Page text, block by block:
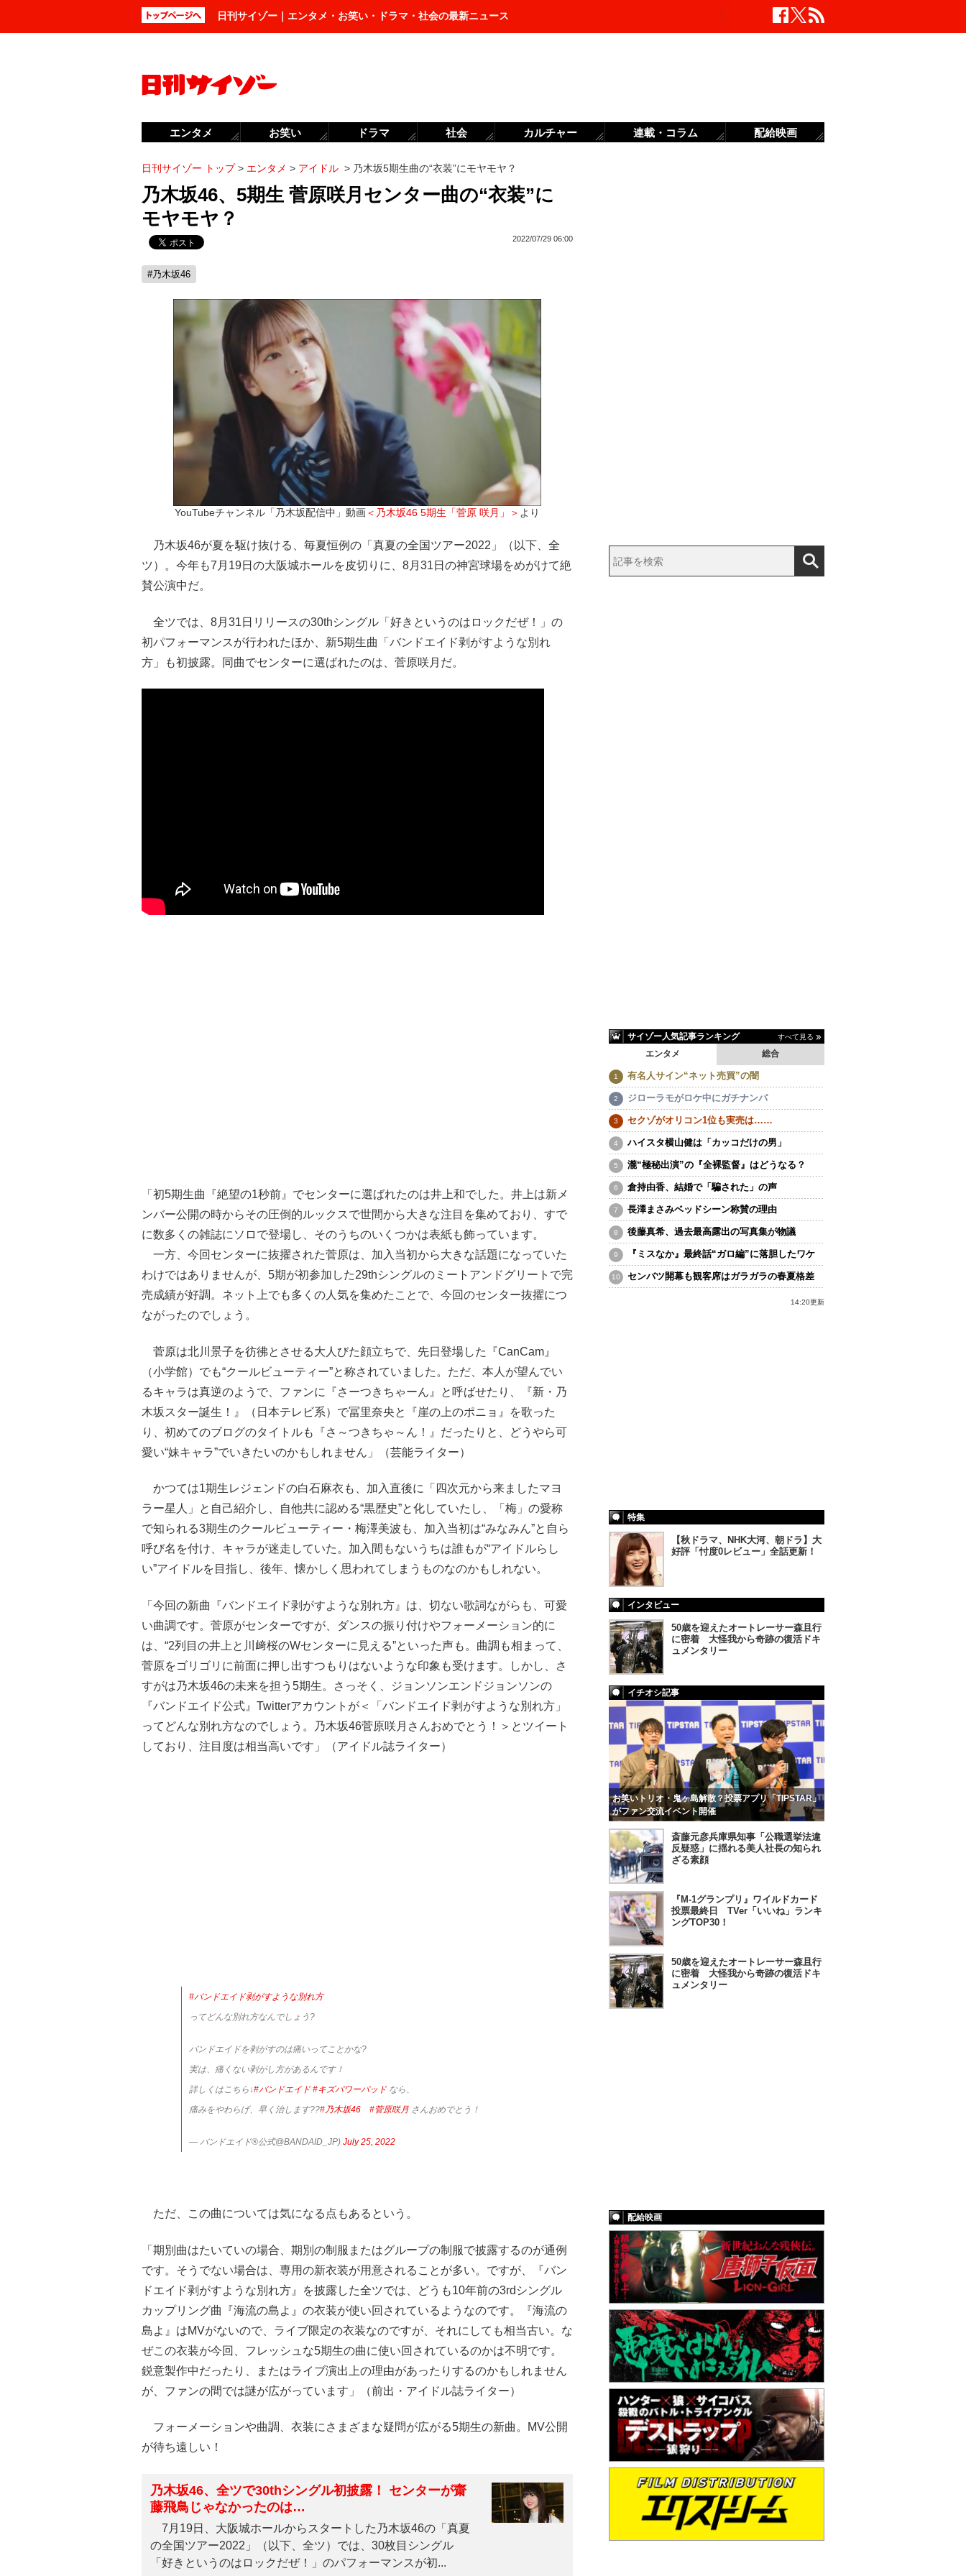
日刊サイゾー｜エンタメ・お笑い・ドラマ・社会の最新ニュース
日刊サイゾー トップ> エンタメ > アイドル > 乃木坂5期生曲の“衣装”にモヤモヤ？
乃木坂46、5期生 菅原咲月センター曲の“衣装”に
モヤモヤ？
2022/07/29 06:00
#乃木坂46
YouTubeチャンネル「乃木坂配信中」動画 ＜乃木坂46 5期生「菅原 咲月」＞ より
乃木坂46が夏を駆け抜ける、毎夏恒例の「真夏の全国ツアー2022」（以下、全
ツ）。今年も7月19日の大阪城ホールを皮切りに、8月31日の神宮球場をめがけて絶
賛公演中だ。
全ツでは、8月31日リリースの30thシングル「好きというのはロックだぜ！」の
初パフォーマンスが行われたほか、新5期生曲「バンドエイド剥がすような別れ
方」も初披露。同曲でセンターに選ばれたのは、菅原咲月だ。
「初5期生曲『絶望の1秒前』でセンターに選ばれたのは井上和でした。井上は新メ
ンバー公開の時からその圧倒的ルックスで世間から大きな注目を集めており、すで
に数多くの雑誌にソロで登場し、そのうちのいくつかは表紙も飾っています。
一方、今回センターに抜擢された菅原は、加入当初から大きな話題になっていた
わけではありませんが、5期が初参加した29thシングルのミートアンドグリートで完
売成績が好調。ネット上でも多くの人気を集めたことで、今回のセンター抜擢につ
ながったのでしょう。
菅原は北川景子を彷彿とさせる大人びた顔立ちで、先日登場した『CanCam』
（小学館）でも“クールビューティー”と称されていました。ただ、本人が望んでい
るキャラは真逆のようで、ファンに『さーつきちゃーん』と呼ばせたり、『新・乃
木坂スター誕生！』（日本テレビ系）で冨里奈央と『崖の上のポニョ』を歌った
り、初めてのブログのタイトルも『さ～つきちゃ～ん！』だったりと、どうやら可
愛い“妹キャラ”でいきたいのかもしれません」（芸能ライター）
かつては1期生レジェンドの白石麻衣も、加入直後に「四次元から来ましたマヨ
ラー星人」と自己紹介し、自他共に認める“黒歴史”と化していたし、「梅」の愛称
で知られる3期生のクールビューティー・梅澤美波も、加入当初は“みなみん”と自ら
呼び名を付け、キャラが迷走していた。加入間もないうちは誰もが“アイドルらし
い”アイドルを目指し、後年、懐かしく思われてしまうものなのかもしれない。
「今回の新曲『バンドエイド剥がすような別れ方』は、切ない歌詞ながらも、可愛
い曲調です。菅原がセンターですが、ダンスの振り付けやフォーメーション的に
は、“2列目の井上と川﨑桜のWセンターに見える”といった声も。曲調も相まって、
菅原をゴリゴリに前面に押し出すつもりはないような印象も受けます。しかし、さ
すがは乃木坂46の未来を担う5期生。さっそく、ジョンソンエンドジョンソンの
『バンドエイド公式』Twitterアカウントが＜「バンドエイド剥がすような別れ方」
ってどんな別れ方なのでしょう。乃木坂46菅原咲月さんおめでとう！＞とツイート
しており、注目度は相当高いです」（アイドル誌ライター）
#バンドエイド剥がすような別れ方
ってどんな別れ方なんでしょう?
バンドエイドを剥がすのは痛いってことかな?
実は、痛くない剥がし方があるんです！
詳しくはこちら↓#バンドエイド #キズパワーパッドなら、
痛みをやわらげ、早く治します??#乃木坂46 #菅原咲月さんおめでとう！
— バンドエイド®公式@BANDAID_JP) July 25, 2022
ただ、この曲については気になる点もあるという。
「期別曲はたいていの場合、期別の制服またはグループの制服で披露するのが通例
です。そうでない場合は、専用の新衣装が用意されることが多い。ですが、『バン
ドエイド剥がすような別れ方』を披露した全ツでは、どうも10年前の3rdシングル
カップリング曲『海流の島よ』の衣装が使い回されているようなのです。『海流の
島よ』はMVがないので、ライブ限定の衣装なのですが、それにしても相当古い。な
ぜこの衣装が今回、フレッシュな5期生の曲に使い回されているのかは不明です。
鋭意製作中だったり、またはライブ演出上の理由があったりするのかもしれません
が、ファンの間では謎が広がっています」（前出・アイドル誌ライター）
フォーメーションや曲調、衣装にさまざまな疑問が広がる5期生の新曲。MV公開
が待ち遠しい！
乃木坂46、全ツで30thシングル初披露！ センターが齋
藤飛鳥じゃなかったのは…
7月19日、大阪城ホールからスタートした乃木坂46の「真夏
の全国ツアー2022」（以下、全ツ）では、30枚目シングル
「好きというのはロックだぜ！」のパフォーマンスが初...
サイゾー人気記事ランキング すべて見る
エンタメ 総合
有名人サイン“ネット売買”の闇
ジローラモがロケ中にガチナンパ
セクゾがオリコン1位も実売は……
ハイスタ横山健は「カッコだけの男」
瀧“極秘出演”の『全裸監督』はどうなる？
倉持由香、結婚で「騙された」の声
長澤まさみベッドシーン称賛の理由
後藤真希、過去最高露出の写真集が物議
『ミスなか』最終話“ガロ編”に落胆したワケ
センバツ開幕も観客席はガラガラの春夏格差
14:20更新
特集
【秋ドラマ、NHK大河、朝ドラ】大
好評「忖度0レビュー」全話更新！
インタビュー
50歳を迎えたオートレーサー森且行
に密着 大怪我から奇跡の復活ドキ
ュメンタリー
イチオシ記事
お笑いトリオ・鬼ヶ島解散？投票アプリ「TIPSTAR」
がファン交流イベント開催
斎藤元彦兵庫県知事「公職選挙法違
反疑惑」に揺れる美人社長の知られ
ざる素顔
『M-1グランプリ』ワイルドカード
投票最終日 TVer「いいね」ランキ
ングTOP30！
50歳を迎えたオートレーサー森且行
に密着 大怪我から奇跡の復活ドキ
ュメンタリー
配給映画
エンタメ お笑い ドラマ 社会 カルチャー 連載・コラム 配給映画